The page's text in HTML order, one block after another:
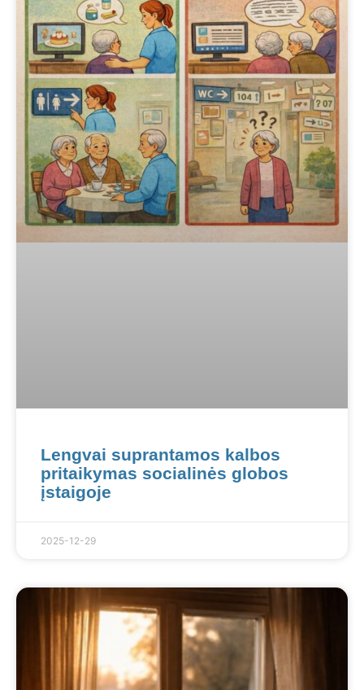
Lengvai suprantamos kalbos
pritaikymas socialinės globos
įstaigoje
2025-12-29